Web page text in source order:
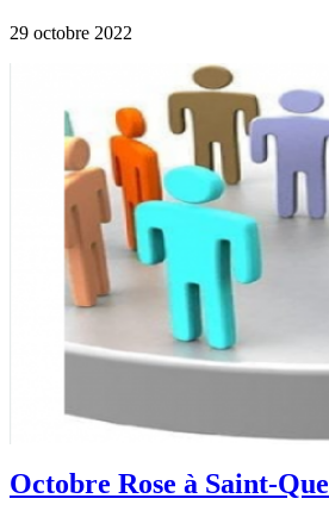
29 octobre 2022
Octobre Rose à Saint-